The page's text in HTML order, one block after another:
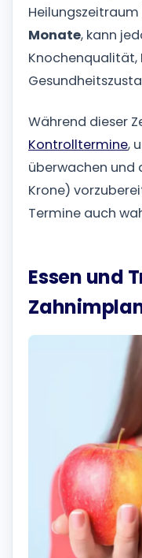
Monate, kann
Während dieser
Kontrolltermine,
überwachen und
Krone)
Termine auch
Essen und